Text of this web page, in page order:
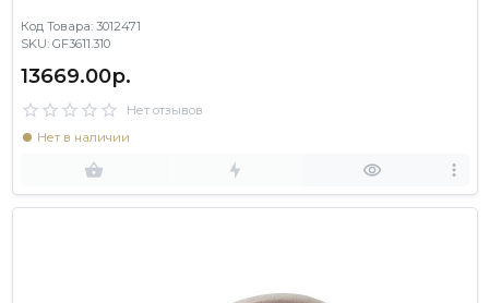
Код Товара: 3012471
SKU: GF3611.310
13669.00р.
Нет отзывов
Нет в наличии